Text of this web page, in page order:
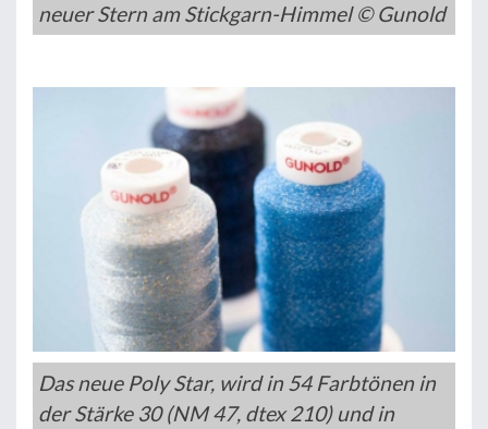
neuer Stern am Stickgarn-Himmel © Gunold
Das neue Poly Star, wird in 54 Farbtönen in
der Stärke 30 (NM 47, dtex 210) und in